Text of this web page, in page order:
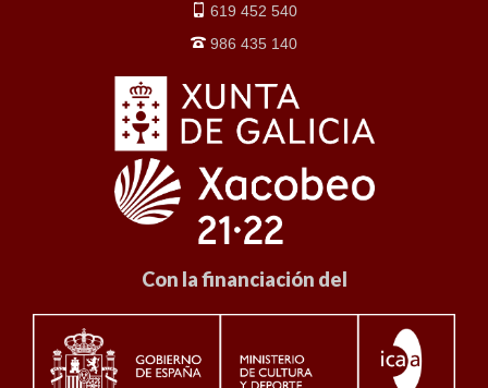
619 452 540
986 435 140
Con la financiación del